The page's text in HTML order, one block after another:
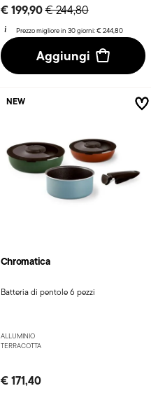
€ 199,90Price reduced from
€ 244,80to
Prezzo migliore in 30 giorni:€ 244,80
Aggiungi
Chromatica
Batteria di pentole 6 pezzi
ALLUMINIO
TERRACOTTA
€ 171,40
NEW